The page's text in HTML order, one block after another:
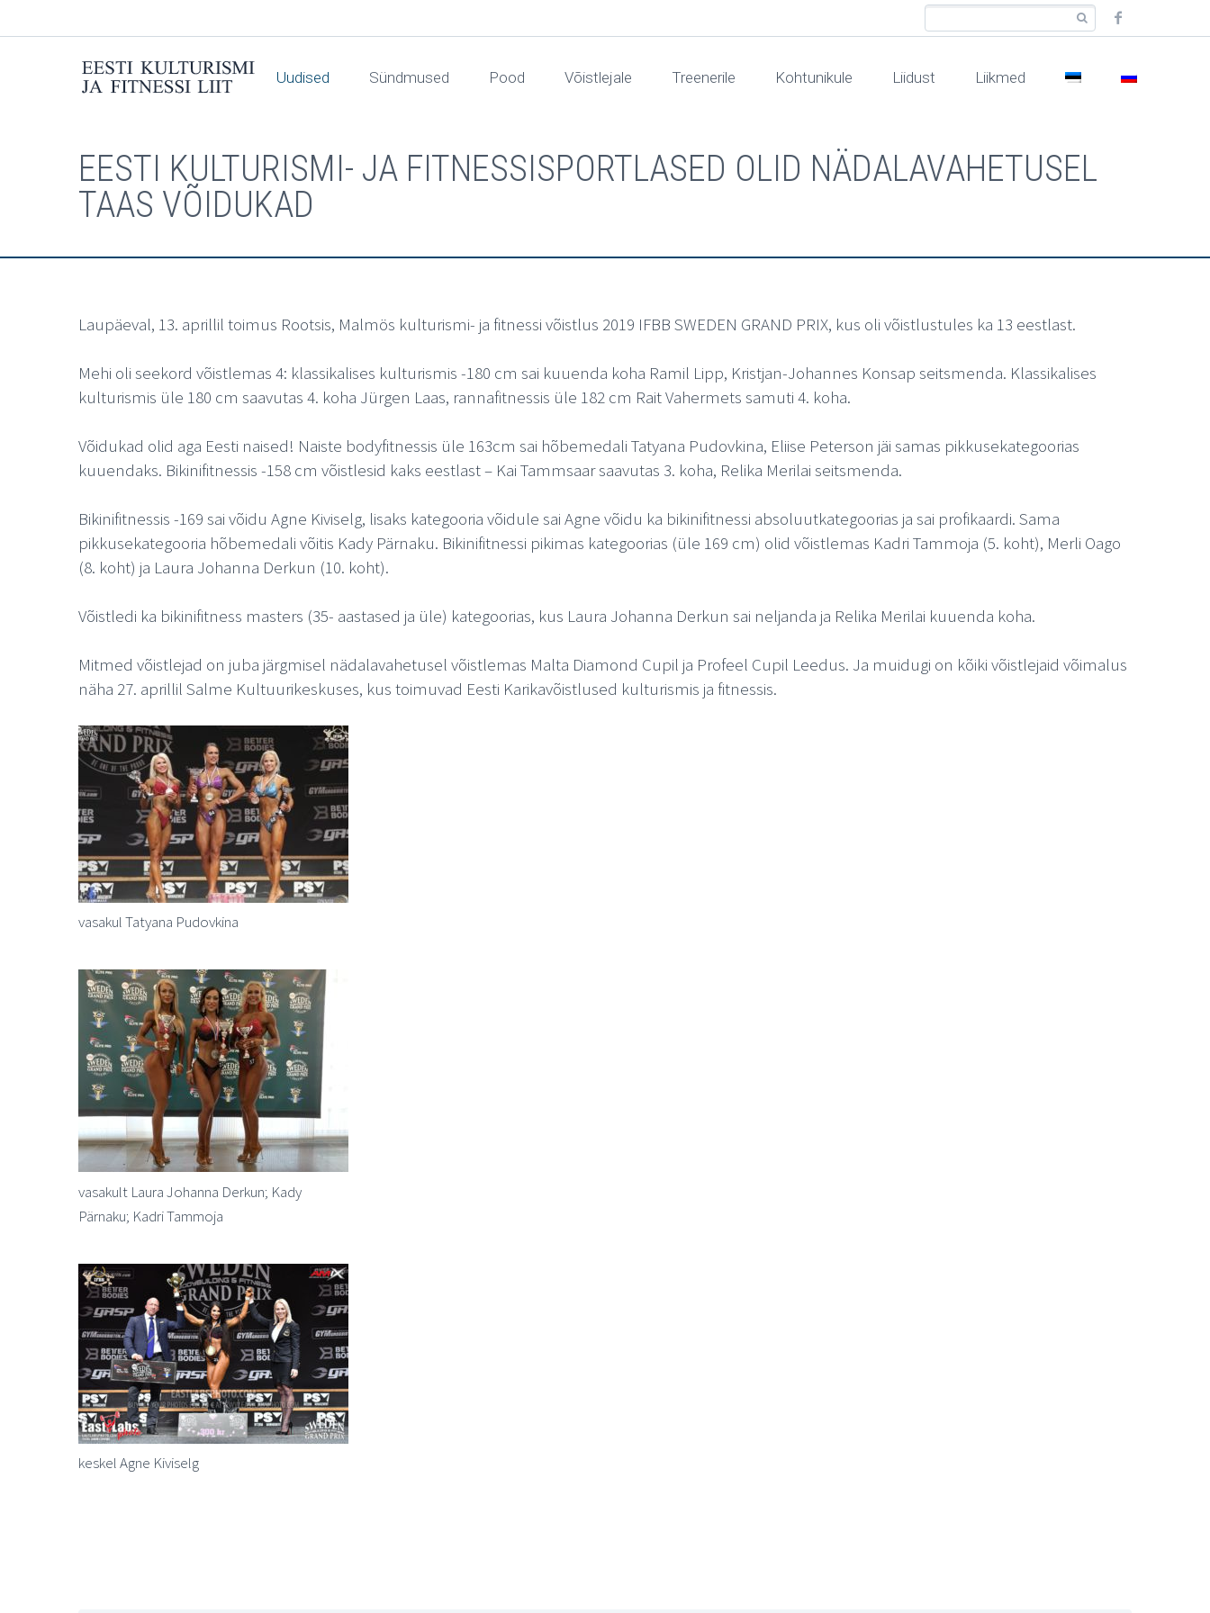
Uudised Sündmused Pood Võistlejale Treenerile Kohtunikule Liidust Liikmed
EESTI KULTURISMI- JA FITNESSISPORTLASED OLID NÄDALAVAHETUSEL
TAAS VÕIDUKAD
Laupäeval, 13. aprillil toimus Rootsis, Malmös kulturismi- ja fitnessi võistlus 2019 IFBB SWEDEN GRAND PRIX, kus oli võistlustules ka 13 eestlast.
Mehi oli seekord võistlemas 4: klassikalises kulturismis -180 cm sai kuuenda koha Ramil Lipp, Kristjan-Johannes Konsap seitsmenda. Klassikalises
kulturismis üle 180 cm saavutas 4. koha Jürgen Laas, rannafitnessis üle 182 cm Rait Vahermets samuti 4. koha.
Võidukad olid aga Eesti naised! Naiste bodyfitnessis üle 163cm sai hõbemedali Tatyana Pudovkina, Eliise Peterson jäi samas pikkusekategoorias
kuuendaks. Bikinifitnessis -158 cm võistlesid kaks eestlast – Kai Tammsaar saavutas 3. koha, Relika Merilai seitsmenda.
Bikinifitnessis -169 sai võidu Agne Kiviselg, lisaks kategooria võidule sai Agne võidu ka bikinifitnessi absoluutkategoorias ja sai profikaardi. Sama
pikkusekategooria hõbemedali võitis Kady Pärnaku. Bikinifitnessi pikimas kategoorias (üle 169 cm) olid võistlemas Kadri Tammoja (5. koht), Merli Oago
(8. koht) ja Laura Johanna Derkun (10. koht).
Võistledi ka bikinifitness masters (35- aastased ja üle) kategoorias, kus Laura Johanna Derkun sai neljanda ja Relika Merilai kuuenda koha.
Mitmed võistlejad on juba järgmisel nädalavahetusel võistlemas Malta Diamond Cupil ja Profeel Cupil Leedus. Ja muidugi on kõiki võistlejaid võimalus
näha 27. aprillil Salme Kultuurikeskuses, kus toimuvad Eesti Karikavõistlused kulturismis ja fitnessis.
vasakul Tatyana Pudovkina
vasakult Laura Johanna Derkun; Kady
Pärnaku; Kadri Tammoja
keskel Agne Kiviselg